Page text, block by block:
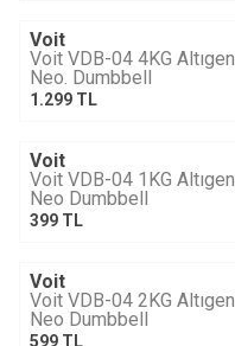
YENI
Voit
Voit VDB-04 4KG Altıgen
Neo. Dumbbell
1.299 TL
Tükendi
Voit
Voit VDB-04 1KG Altıgen
Neo Dumbbell
399 TL
Tükendi
Voit
Voit VDB-04 2KG Altıgen
Neo Dumbbell
599 TL